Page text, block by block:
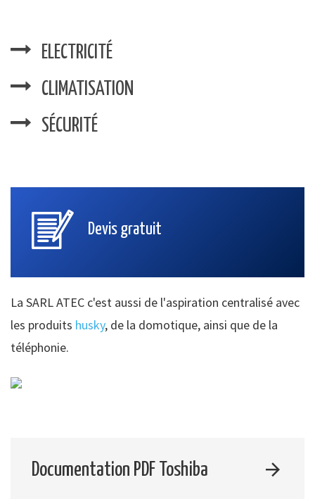
ELECTRICITÉ
CLIMATISATION
SÉCURITÉ
Devis gratuit
La SARL ATEC c'est aussi de l'aspiration centralisé avec
les produits husky, de la domotique, ainsi que de la
téléphonie.
Documentation PDF Toshiba